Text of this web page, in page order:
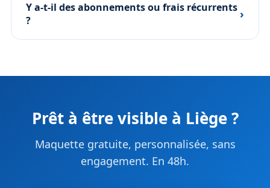
Y a-t-il des abonnements ou frais récurrents
?
›
Prêt à être visible à Liège ?
Maquette gratuite, personnalisée, sans
engagement. En 48h.